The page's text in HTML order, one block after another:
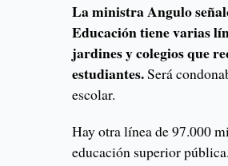
La ministra Angulo
Educación tiene varias
jardines y colegios que
estudiantes.Será
escolar.
Hay otra línea de 97.000
educación superior